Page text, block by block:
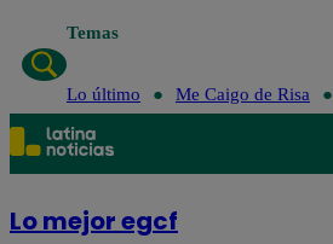
Temas
Lo último Me Caigo de Risa
Lo mejor egcf